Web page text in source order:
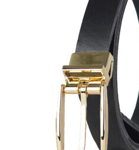
môžete
vybrať
stránke
produktu.